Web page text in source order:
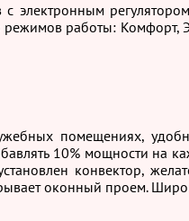
электронным
работы: Комфорт,
помещениях,
10% мощности
конвектор,
оконный проем.